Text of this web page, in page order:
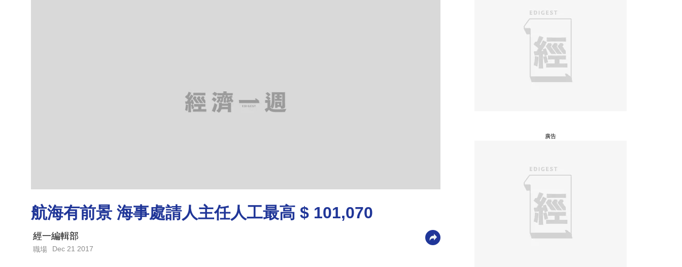
航海有前景 海事處請人主任人工最高 $ 101,070
經一編輯部
職場 Dec 21 2017
廣告